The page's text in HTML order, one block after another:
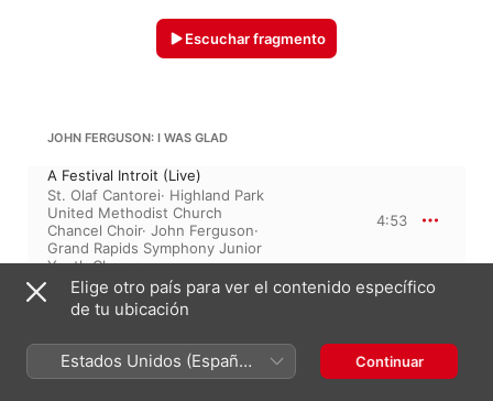
Escuchar fragmento
JOHN FERGUSON: I WAS GLAD
A Festival Introit (Live)
St. Olaf Cantorei· Highland Park
United Methodist Church
Chancel Choir· John Ferguson·
Grand Rapids Symphony Junior
Youth Chorus
4:53
REFLECTION (LIVE)
Reflection (Live)
1:32
Elige otro país para ver el contenido específico
de tu ubicación
Estados Unidos (Español
México)
Continuar